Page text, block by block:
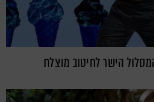
הישר לחיטוב מוצלח